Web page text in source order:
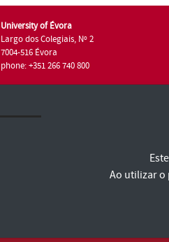
University of Évora
Largo dos Colegiais, Nº 2
7004-516 Évora
phone: +351 266 740 800
Terms and Conditions and Privacy Policy
Ao utilizar o